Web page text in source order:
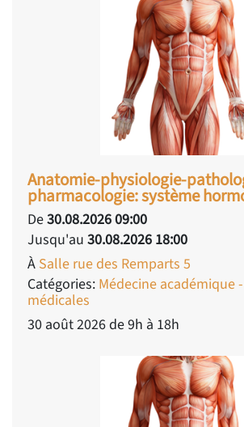
Anatomie-physiologie-
pharmacologie: système
De30.08.2026 09:00
Jusqu'au 30.08.2026 18:00
À Salle rue des Remparts 5
Catégories: Médecine académique
médicales
30 août 2026 de 9h à 18h